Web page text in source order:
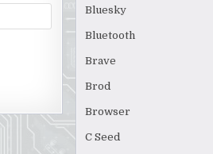
Bluesky
Bluetooth
Brave
Brod
Browser
C Seed